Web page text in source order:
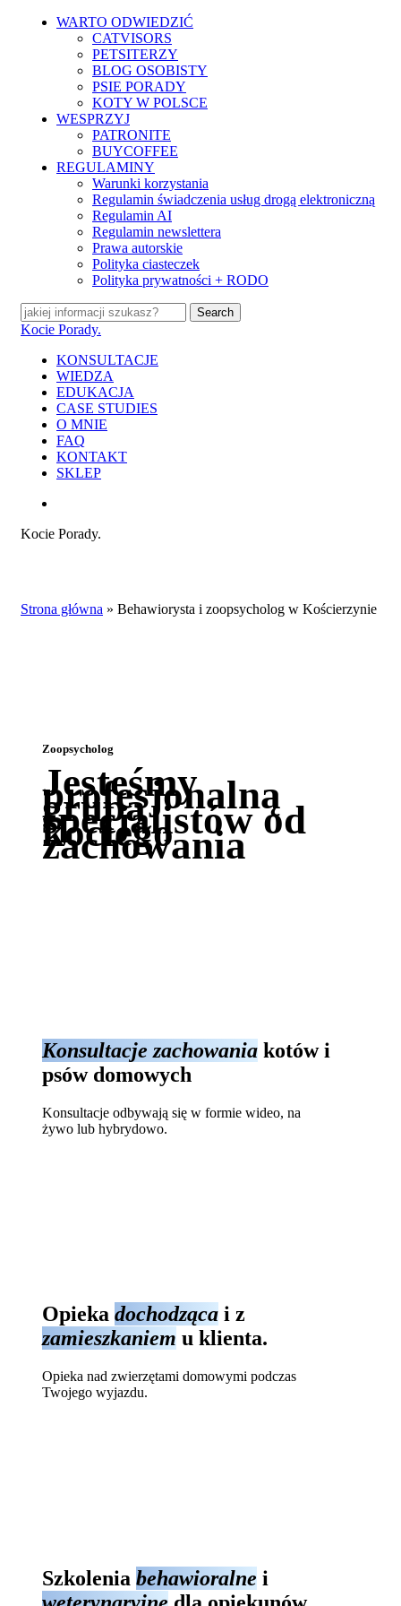
WARTO ODWIEDZIĆ
CATVISORS
PETSITERZY
BLOG OSOBISTY
PSIE PORADY
KOTY W POLSCE
WESPRZYJ
PATRONITE
BUYCOFFEE
REGULAMINY
Warunki korzystania
Regulamin świadczenia usług drogą elektroniczną
Regulamin AI
Regulamin newslettera
Prawa autorskie
Polityka ciasteczek
Polityka prywatności + RODO
Search
Close
Kocie Porady.
search
Menu
KONSULTACJE
WIEDZA
EDUKACJA
CASE STUDIES
O MNIE
FAQ
KONTAKT
SKLEP
Kocie Porady.
Strona główna » Behawiorysta i zoopsycholog w Kościerzynie
Zoopsycholog
Jesteśmy
profesjonalną
grupą
specjalistów od
kociego
zachowania
Konsultacje zachowania kotów i
psów domowych
Konsultacje odbywają się w formie wideo, na
żywo lub hybrydowo.
Opiekadochodząca i z
zamieszkaniem u klienta.
Opieka nad zwierzętami domowymi podczas
Twojego wyjazdu.
Szkoleniabehawioralne i